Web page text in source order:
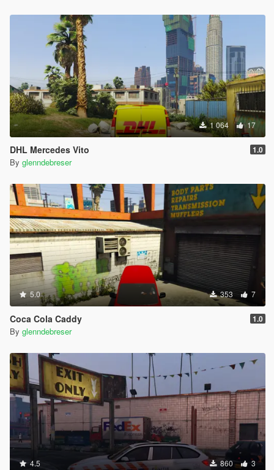
1 064 17
DHL Mercedes Vito 1.0
By glenndebreser
5.0 353 7
Coca Cola Caddy 1.0
By glenndebreser
4.5 860 3